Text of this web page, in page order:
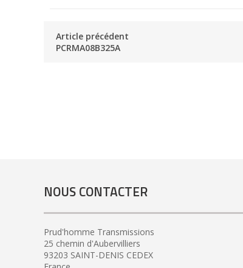
Article précédent
PCRMA08B325A
NOUS CONTACTER
Prud'homme Transmissions
25 chemin d'Aubervilliers
93203 SAINT-DENIS CEDEX